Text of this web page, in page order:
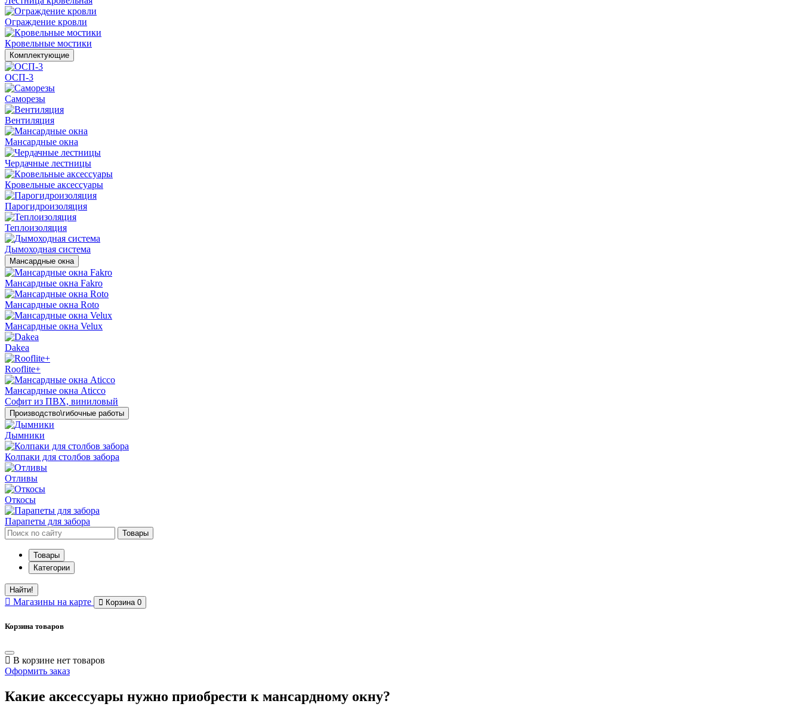
Ограждение кровли
Кровельные мостики
Комплектующие
ОСП-3
Саморезы
Вентиляция
Мансардные окна
Чердачные лестницы
Кровельные аксессуары
Парогидроизоляция
Теплоизоляция
Дымоходная система
Мансардные окна
Мансардные окна Fakro
Мансардные окна Roto
Мансардные окна Velux
Dakea
Rooflite+
Мансардные окна Aticco
Софит из ПВХ, виниловый
Производство\гибочные работы
Дымники
Колпаки для столбов забора
Отливы
Откосы
Парапеты для забора
Товары
Товары
Категории
Найти!
Магазины на карте Корзина 0
Корзина товаров
В корзине нет товаров
Оформить заказ
Какие аксессуары нужно приобрести к мансардному окну?